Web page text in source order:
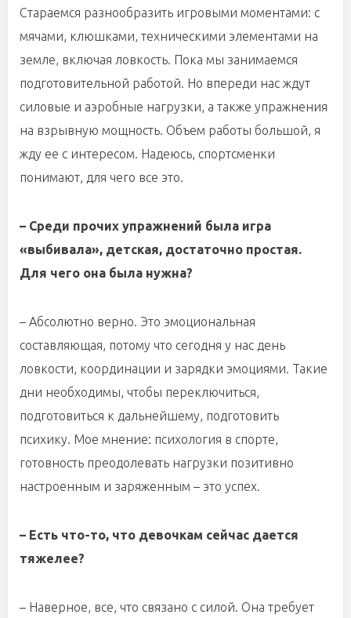
Стараемся разнообразить игровыми моментами: с
мячами, клюшками, техническими элементами на
земле, включая ловкость. Пока мы занимаемся
подготовительной работой. Но впереди нас ждут
силовые и аэробные нагрузки, а также упражнения
на взрывную мощность. Объем работы большой, я
жду ее с интересом. Надеюсь, спортсменки
понимают, для чего все это.
– Среди прочих упражнений была игра
«выбивала», детская, достаточно простая.
Для чего она была нужна?
– Абсолютно верно. Это эмоциональная
составляющая, потому что сегодня у нас день
ловкости, координации и зарядки эмоциями. Такие
дни необходимы, чтобы переключиться,
подготовиться к дальнейшему, подготовить
психику. Мое мнение: психология в спорте,
готовность преодолевать нагрузки позитивно
настроенным и заряженным – это успех.
– Есть что-то, что девочкам сейчас дается
тяжелее?
– Наверное, все, что связано с силой. Она требует